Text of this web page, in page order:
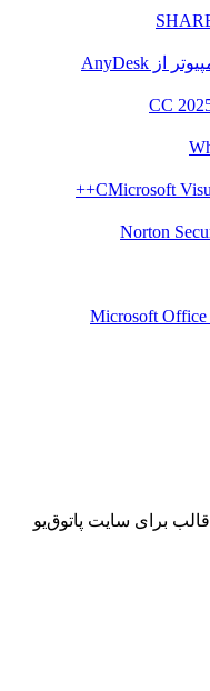
از AnyDesk
Microsoft
Norton
قالب برای سایت پاتوق‌یو